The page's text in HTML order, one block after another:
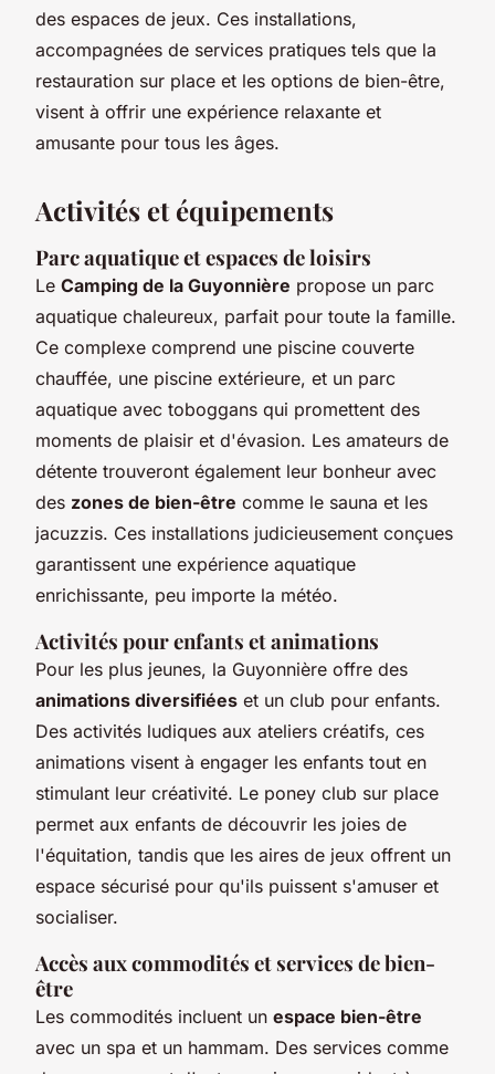
des espaces de jeux. Ces installations,
accompagnées de services pratiques tels que la
restauration sur place et les options de bien-être,
visent à offrir une expérience relaxante et
amusante pour tous les âges.
Activités et équipements
Parc aquatique et espaces de loisirs
Le Camping de la Guyonnière propose un parc
aquatique chaleureux, parfait pour toute la famille.
Ce complexe comprend une piscine couverte
chauffée, une piscine extérieure, et un parc
aquatique avec toboggans qui promettent des
moments de plaisir et d'évasion. Les amateurs de
détente trouveront également leur bonheur avec
des zones de bien-être comme le sauna et les
jacuzzis. Ces installations judicieusement conçues
garantissent une expérience aquatique
enrichissante, peu importe la météo.
Activités pour enfants et animations
Pour les plus jeunes, la Guyonnière offre des
animations diversifiées et un club pour enfants.
Des activités ludiques aux ateliers créatifs, ces
animations visent à engager les enfants tout en
stimulant leur créativité. Le poney club sur place
permet aux enfants de découvrir les joies de
l'équitation, tandis que les aires de jeux offrent un
espace sécurisé pour qu'ils puissent s'amuser et
socialiser.
Accès aux commodités et services de bien-
être
Les commodités incluent un espace bien-être
avec un spa et un hammam. Des services comme